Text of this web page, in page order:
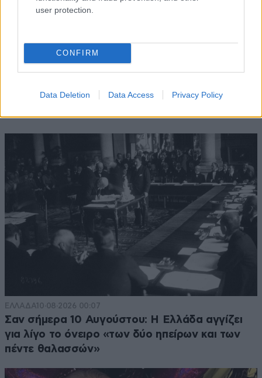
user protection.
CONFIRM
Data Deletion Data Access Privacy Policy
33χρονος ανέβηκε σε βράχο 20 μέτρων μέσα
στη θάλασσα στη Μήλο και δεν μπορούσε να
κατέβει – Στήθηκε επιχείρηση διάσωσης
ΕΛΛΑΔΑ10·08·2026 00:07
Σαν σήμερα 10 Αυγούστου: Η Ελλάδα αγγίζει
για λίγο το όνειρο «των δύο ηπείρων και των
πέντε θαλασσών»